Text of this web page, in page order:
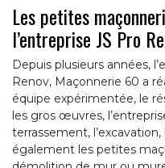
Les petites
l’entreprise JS Pro
Depuis plusieurs années,
Renov, Maçonnerie 60 a
équipe expérimentée, le
les gros œuvres,
terrassement,
également les petites